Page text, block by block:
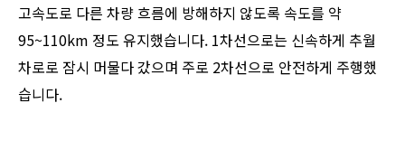
고속도로 다른 차량 흐름에 방해하지 않도록 속도를 약
95~110km 정도 유지했습니다. 1차선으로는 신속하게 추월
차로로 잠시 머물다 갔으며 주로 2차선으로 안전하게 주행했
습니다.